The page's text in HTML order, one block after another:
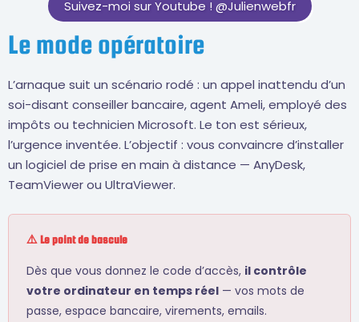
Suivez-moi sur Youtube ! @Julienwebfr
Le mode opératoire
L’arnaque suit un scénario rodé : un appel inattendu d’un
soi-disant conseiller bancaire, agent Ameli, employé des
impôts ou technicien Microsoft. Le ton est sérieux,
l’urgence inventée. L’objectif : vous convaincre d’installer
un logiciel de prise en main à distance — AnyDesk,
TeamViewer ou UltraViewer.
⚠️ Le point de bascule
Dès que vous donnez le code d’accès, il contrôle
votre ordinateur en temps réel — vos mots de
passe, espace bancaire, virements, emails.